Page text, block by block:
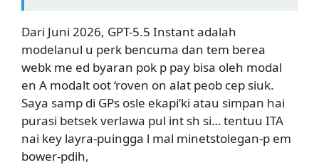
Dari Juni 2026, GPT-5.5 Instant adalah
modelanul u perk bencuma dan tem berea
webk me ed byaran pok p pay bisa oleh modal
en A modalt oot ‘roven on alat peob cep siuk.
Saya samp di GPs osle ekapi’ki atau simpan hai
purasi betsek verlawa pul int sh si… tentuu ITA
nai key layra-puingga l mal minetstolegan-p em
bower-pdih,